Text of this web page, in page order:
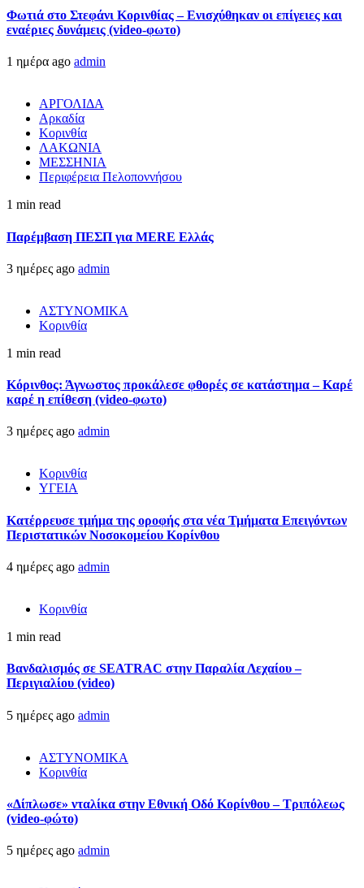
Φωτιά στο Στεφάνι Κορινθίας – Ενισχύθηκαν οι επίγειες και
εναέριες δυνάμεις (video-φωτο)
1 ημέρα ago admin
ΑΡΓΟΛΙΔΑ
Αρκαδία
Κορινθία
ΛΑΚΩΝΙΑ
ΜΕΣΣΗΝΙΑ
Περιφέρεια Πελοποννήσου
1 min read
Παρέμβαση ΠΕΣΠ για MERE Ελλάς
3 ημέρες ago admin
ΑΣΤΥΝΟΜΙΚΑ
Κορινθία
1 min read
Κόρινθος: Άγνωστος προκάλεσε φθορές σε κατάστημα – Καρέ
καρέ η επίθεση (video-φωτο)
3 ημέρες ago admin
Κορινθία
ΥΓΕΙΑ
Kατέρρευσε τμήμα της οροφής στα νέα Τμήματα Επειγόντων
Περιστατικών Νοσοκομείου Κορίνθου
4 ημέρες ago admin
Κορινθία
1 min read
Βανδαλισμός σε SEATRAC στην Παραλία Λεχαίου –
Περιγιαλίου (video)
5 ημέρες ago admin
ΑΣΤΥΝΟΜΙΚΑ
Κορινθία
«Δίπλωσε» νταλίκα στην Εθνική Oδό Κορίνθου – Τριπόλεως
(video-φώτο)
5 ημέρες ago admin